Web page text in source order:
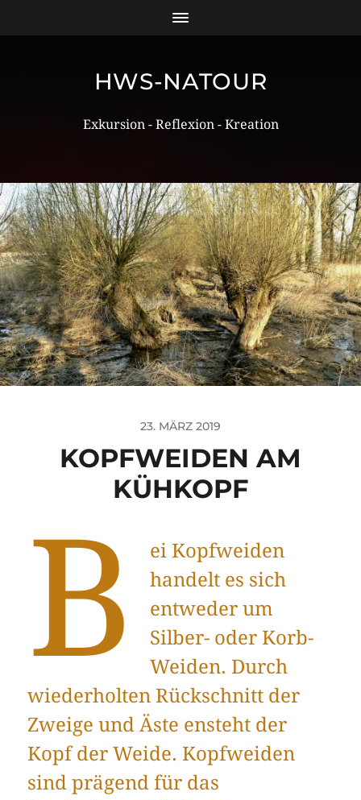
HWS-NATOUR
Exkursion - Reflexion - Kreation
23. MÄRZ 2019
KOPFWEIDEN AM
KÜHKOPF
B
ei Kopfweiden
handelt es sich
entweder um
Silber- oder Korb-
Weiden. Durch
wiederholten Rückschnitt der
Zweige und Äste ensteht der
Kopf der Weide. Kopfweiden
sind prägend für das